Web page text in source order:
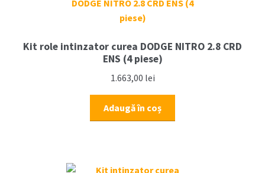
Kit role intinzator curea DODGE NITRO 2.8 CRD
ENS (4 piese)
1.663,00 lei
Adaugă în coș